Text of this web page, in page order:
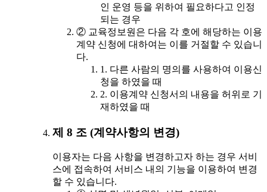
인 운영 등을 위하여 필요하다고 인정
되는 경우
② 교육정보원은 다음 각 호에 해당하는 이용
계약 신청에 대하여는 이를 거절할 수 있습니
다.
1. 다른 사람의 명의를 사용하여 이용신
청을 하였을 때
2. 이용계약 신청서의 내용을 허위로 기
재하였을 때
제 8 조 (계약사항의 변경)
이용자는 다음 사항을 변경하고자 하는 경우 서비
스에 접속하여 서비스 내의 기능을 이용하여 변경
할 수 있습니다.